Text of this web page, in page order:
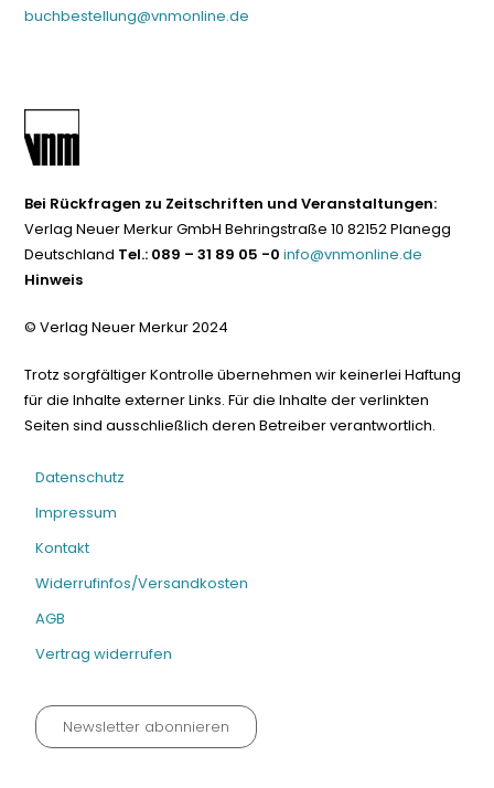
buchbestellung@vnmonline.de
Bei Rückfragen zu Zeitschriften und Veranstaltungen:
Verlag Neuer Merkur GmbH Behringstraße 10 82152 Planegg
Deutschland Tel.: 089 – 31 89 05 -0 info@vnmonline.de
Hinweis
© Verlag Neuer Merkur 2024
Trotz sorgfältiger Kontrolle übernehmen wir keinerlei Haftung
für die Inhalte externer Links. Für die Inhalte der verlinkten
Seiten sind ausschließlich deren Betreiber verantwortlich.
Datenschutz
Impressum
Kontakt
Widerrufinfos/Versandkosten
AGB
Vertrag widerrufen
Newsletter abonnieren